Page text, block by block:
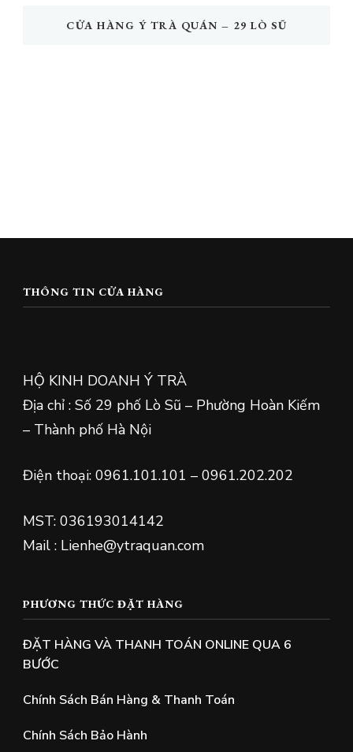
CỬA HÀNG Ý TRÀ QUÁN – 29 LÒ SŨ
THÔNG TIN CỬA HÀNG
HỘ KINH DOANH Ý TRÀ
Địa chỉ : Số 29 phố Lò Sũ – Phường Hoàn Kiếm
– Thành phố Hà Nội
Điện thoại: 0961.101.101 – 0961.202.202
MST: 036193014142
Mail : Lienhe@ytraquan.com
PHƯƠNG THỨC ĐẶT HÀNG
ĐẶT HÀNG VÀ THANH TOÁN ONLINE QUA 6
BƯỚC
Chính Sách Bán Hàng & Thanh Toán
Chính Sách Bảo Hành